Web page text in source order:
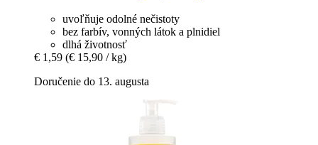
uvoľňuje odolné nečistoty
bez farbív, vonných látok a plnidiel
dlhá životnosť
€ 1,59 (€ 15,90 / kg)
Doručenie do 13. augusta